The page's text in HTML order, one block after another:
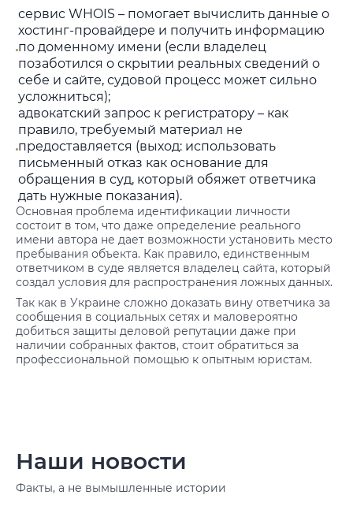
сервис WHOIS – помогает вычислить данные о
хостинг-провайдере и получить информацию
по доменному имени (если владелец
позаботился о скрытии реальных сведений о
себе и сайте, судовой процесс может сильно
усложниться);
адвокатский запрос к регистратору – как
правило, требуемый материал не
предоставляется (выход: использовать
письменный отказ как основание для
обращения в суд, который обяжет ответчика
дать нужные показания).
Основная проблема идентификации личности
состоит в том, что даже определение реального
имени автора не дает возможности установить место
пребывания объекта. Как правило, единственным
ответчиком в суде является владелец сайта, который
создал условия для распространения ложных данных.
Так как в Украине сложно доказать вину ответчика за
сообщения в социальных сетях и маловероятно
добиться защиты деловой репутации даже при
наличии собранных фактов, стоит обратиться за
профессиональной помощью к опытным юристам.
Наши новости
Факты, а не вымышленные истории